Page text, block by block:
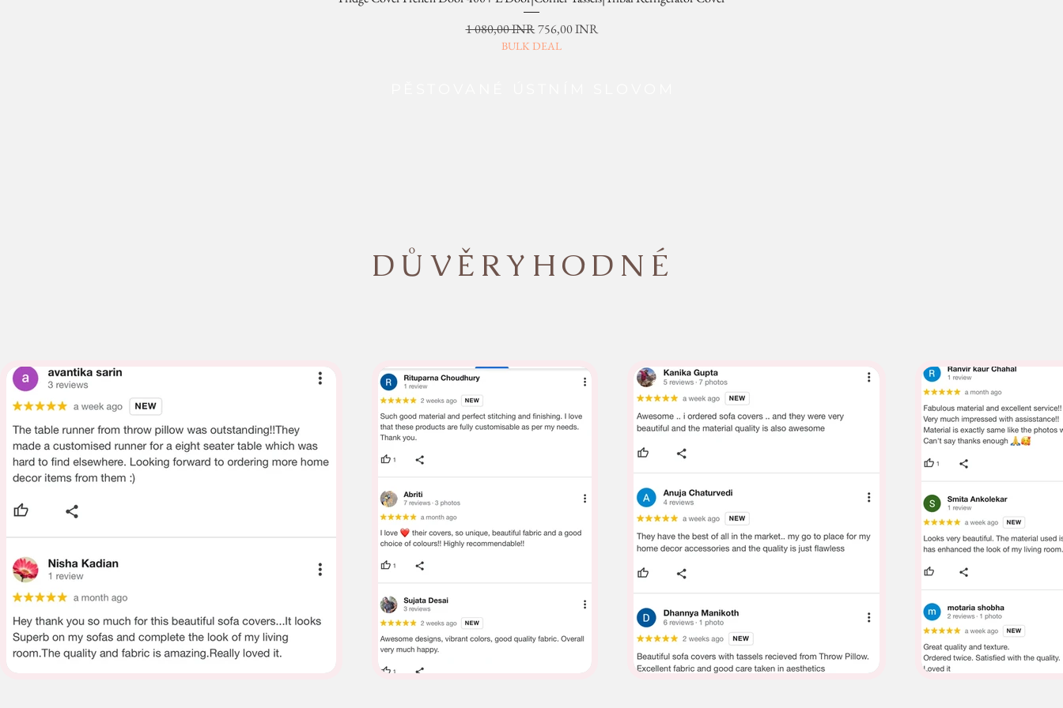
Běžná cena
1 080,00 INR Zvýhodněná cena
756,00 INR
BULK DEAL
DŮVĚRYHODNÉ